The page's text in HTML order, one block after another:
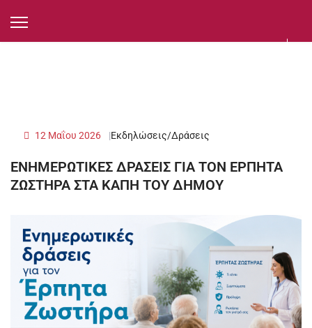
Εκδηλώσεις/Δράσεις
12 Μαΐου 2026
ΕΝΗΜΕΡΩΤΙΚΕΣ ΔΡΑΣΕΙΣ ΓΙΑ ΤΟΝ ΕΡΠΗΤΑ
ΖΩΣΤΗΡΑ ΣΤΑ ΚΑΠΗ ΤΟΥ ΔΗΜΟΥ